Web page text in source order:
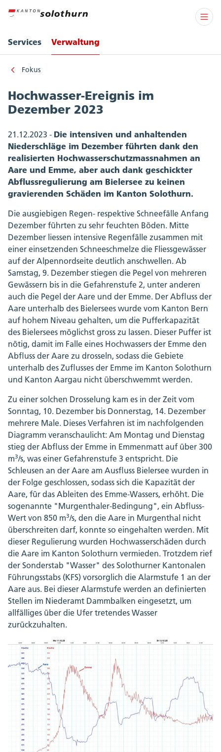
Services Verwaltung
Fokus
Hochwasser-Ereignis im
Dezember 2023
21.12.2023 - Die intensiven und anhaltenden
Niederschläge im Dezember führten dank den
realisierten Hochwasserschutzmassnahmen an
Aare und Emme, aber auch dank geschickter
Abflussregulierung am Bielersee zu keinen
gravierenden Schäden im Kanton Solothurn.
Die ausgiebigen Regen- respektive Schneefälle Anfang
Dezember führten zu sehr feuchten Böden. Mitte
Dezember liessen intensive Regenfälle zusammen mit
einer einsetzenden Schneeschmelze die Fliessgewässer
auf der Alpennordseite deutlich anschwellen. Ab
Samstag, 9. Dezember stiegen die Pegel von mehreren
Gewässern bis in die Gefahrenstufe 2, unter anderen
auch die Pegel der Aare und der Emme. Der Abfluss der
Aare unterhalb des Bielersees wurde vom Kanton Bern
auf hohem Niveau gehalten, um die Pufferkapazität
des Bielersees möglichst gross zu lassen. Dieser Puffer ist
nötig, damit im Falle eines Hochwassers der Emme den
Abfluss der Aare zu drosseln, sodass die Gebiete
unterhalb des Zuflusses der Emme im Kanton Solothurn
und Kanton Aargau nicht überschwemmt werden.
Zu einer solchen Drosselung kam es in der Zeit vom
Sonntag, 10. Dezember bis Donnerstag, 14. Dezember
mehrere Male. Dieses Verfahren ist im nachfolgenden
Diagramm veranschaulicht: Am Montag und Dienstag
stieg der Abfluss der Emme in Emmenmatt auf über 300
m3/s, was einer Gefahrenstufe 3 entspricht. Die
Schleusen an der Aare am Ausfluss Bielersee wurden in
der Folge geschlossen, sodass sich die Kapazität der
Aare, für das Ableiten des Emme-Wassers, erhöht. Die
sogenannte "Murgenthaler-Bedingung", ein Abfluss-
Wert von 850 m3/s, den die Aare in Murgenthal nicht
überschreiten darf, konnte so eingehalten werden. Mit
dieser Regulierung wurden Hochwasserschäden durch
die Aare im Kanton Solothurn vermieden. Trotzdem rief
der Sonderstab "Wasser" des Solothurner Kantonalen
Führungsstabs (KFS) vorsorglich die Alarmstufe 1 an der
Aare aus. Bei dieser Alarmstufe werden an definierten
Stellen im Niederamt Dammbalken eingesetzt, um
allfälliges über die Ufer tretendes Wasser
zurückzuhalten.